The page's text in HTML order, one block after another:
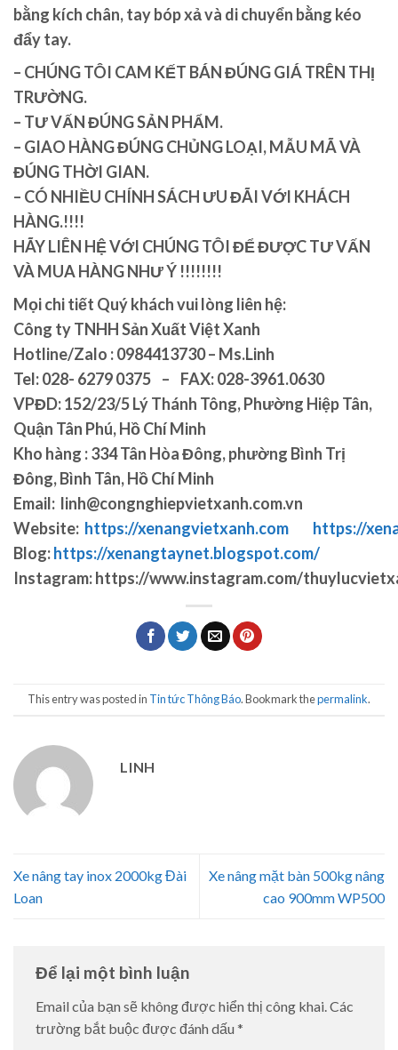
bằng kích chân, tay bóp xả và di chuyển bằng kéo
đẩy tay.
– CHÚNG TÔI CAM KẾT BÁN ĐÚNG GIÁ TRÊN THỊ
TRƯỜNG.
– TƯ VẤN ĐÚNG SẢN PHẨM.
– GIAO HÀNG ĐÚNG CHỦNG LOẠI, MẪU MÃ VÀ
ĐÚNG THỜI GIAN.
– CÓ NHIỀU CHÍNH SÁCH ƯU ĐÃI VỚI KHÁCH
HÀNG.!!!!
HÃY LIÊN HỆ VỚI CHÚNG TÔI ĐỂ ĐƯỢC TƯ VẤN
VÀ MUA HÀNG NHƯ Ý !!!!!!!!
Mọi chi tiết Quý khách vui lòng liên hệ:
Công ty TNHH Sản Xuất Việt Xanh
Hotline/Zalo : 0984413730 – Ms.Linh
Tel:028- 6279 0375 – FAX: 028-3961.0630
VPĐD:152/23/5 Lý Thánh Tông, Phường Hiệp Tân,
Quận Tân Phú, Hồ Chí Minh
Kho hàng :334 Tân Hòa Đông, phường Bình Trị
Đông, Bình Tân, Hồ Chí Minh
Email: linh@congnghiepvietxanh.com.vn
Website: https://xenangvietxanh.com
https://
Blog:https://xenangtaynet.blogspot.com/
Instagram:https://www.instagram.com/
This entry was posted in Tin tức Thông Báo. Bookmark thepermalink.
LINH
Xe nâng tay inox 2000kg Đài
Loan
Xe nâng mặt bàn 500kg nâng
cao 900mm WP500
Để lại một bình luận
Email của bạn sẽ không được hiển thị công khai.Các
trường bắt buộc được đánh dấu *